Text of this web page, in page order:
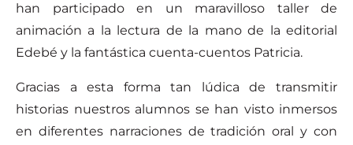
han participado en un maravilloso taller de
animación a la lectura de la mano de la editorial
Edebé y la fantástica cuenta-cuentos Patricia.
Gracias a esta forma tan lúdica de transmitir
historias nuestros alumnos se han visto inmersos
en diferentes narraciones de tradición oral y con